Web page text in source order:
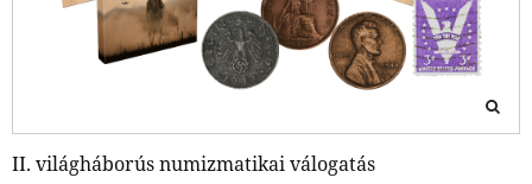
II. világháborús numizmatikai válogatás